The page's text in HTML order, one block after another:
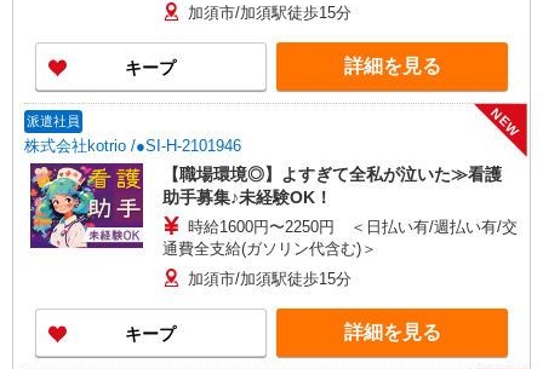
加須市/加須駅徒歩15分
キープ 詳細を見る
派遣社員
株式会社kotrio /●SI-H-2101946
NEW
【職場環境◎】よすぎて全私が泣いた≫看護
助手募集♪未経験OK！
時給1600円〜2250円 ＜日払い有/週払い有/交
通費全支給(ガソリン代含む)＞
加須市/加須駅徒歩15分
キープ 詳細を見る